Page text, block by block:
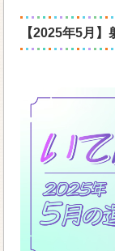
【2025年5月